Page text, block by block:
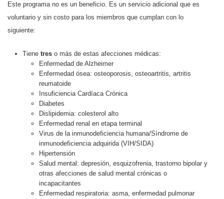
Este programa no es un beneficio. Es un servicio adicional que es
voluntario y sin costo para los miembros que cumplan con lo
siguiente:
Tienetreso más de estas afecciones médicas:
Enfermedad de Alzheimer
Enfermedad ósea: osteoporosis, osteoartritis, artritis
reumatoide
Insuficiencia Cardíaca Crónica
Diabetes
Dislipidemia: colesterol alto
Enfermedad renal en etapa terminal
Virus de la inmunodeficiencia humana/Síndrome de
inmunodeficiencia adquirida (VIH/SIDA)
Hipertensión
Salud mental: depresión, esquizofrenia, trastorno bipolar y
otras afecciones de salud mental crónicas o
incapacitantes
Enfermedad respiratoria: asma, enfermedad pulmonar